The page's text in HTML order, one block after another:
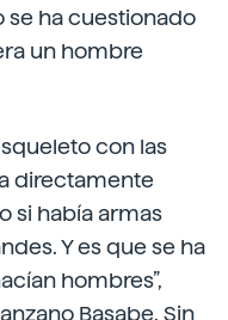
se ha cuestionado
un hombre
con las
directamente
si había armas
Y es que se ha
hombres”,
Basabe. Sin